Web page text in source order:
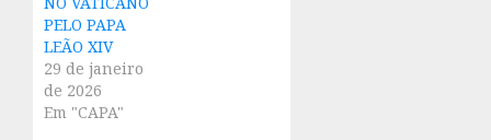
PELO PAPA
LEÃO XIV
29 de janeiro
de 2026
Em "CAPA"